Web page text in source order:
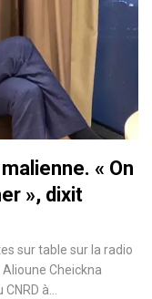
« On
», dixit
sur table sur la radio
Alioune Cheickna
à…